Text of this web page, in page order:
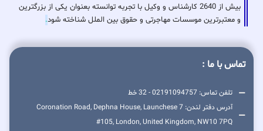
بیش از 2640 کارشناس و وکیل با تجربه توانسته بعنوان یکی از بزرگترین
و معتبرترین موسسات مهاجرتی و حقوق بین الملل شناخته شود.
تماس با ما :
تلفن تماس: 02191094757 - 32 خط
آدرس دفتر لندن: 7 Coronation Road, Dephna House, Launchese
#105, London, United Kingdom, NW10 7PQ